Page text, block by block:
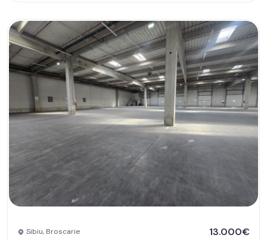
Sibiu, Broscarie
13.000€